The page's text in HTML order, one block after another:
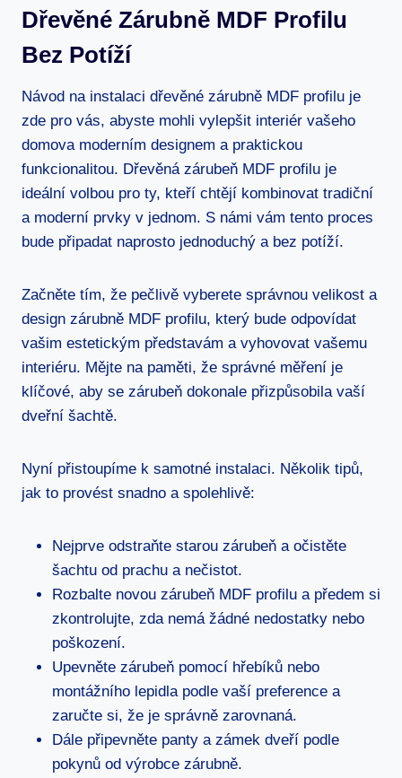
Dřevěné Zárubně MDF Profilu
Bez Potíží
Návod na instalaci dřevěné zárubně MDF profilu je
zde pro vás, abyste mohli vylepšit interiér vašeho
domova moderním designem a praktickou
funkcionalitou. Dřevěná zárubeň MDF profilu je
ideální volbou pro ty, kteří chtějí kombinovat tradiční
a moderní prvky v jednom. S námi vám tento proces
bude připadat naprosto jednoduchý a bez potíží.
Začněte tím, že pečlivě vyberete správnou velikost a
design zárubně MDF profilu, který bude odpovídat
vašim estetickým představám a vyhovovat vašemu
interiéru. Mějte na paměti, že správné měření je
klíčové, aby se zárubeň dokonale přizpůsobila vaší
dveřní šachtě.
Nyní přistoupíme k samotné instalaci. Několik tipů,
jak to provést snadno a spolehlivě:
Nejprve odstraňte starou zárubeň a očistěte
šachtu od prachu a nečistot.
Rozbalte novou zárubeň MDF profilu a předem si
zkontrolujte, zda nemá žádné nedostatky nebo
poškození.
Upevněte zárubeň pomocí hřebíků nebo
montážního lepidla podle vaší preference a
zaručte si, že je správně zarovnaná.
Dále připevněte panty a zámek dveří podle
pokynů od výrobce zárubně.